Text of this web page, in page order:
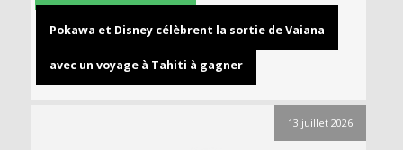
Pokawa et Disney célèbrent la sortie de Vaiana
avec un voyage à Tahiti à gagner
13 juillet 2026